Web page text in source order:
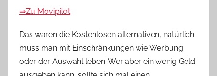
⇒Zu Movipilot
Das waren die Kostenlosen alternativen, natürlich
muss man mit Einschränkungen wie Werbung
oder der Auswahl leben. Wer aber ein wenig Geld